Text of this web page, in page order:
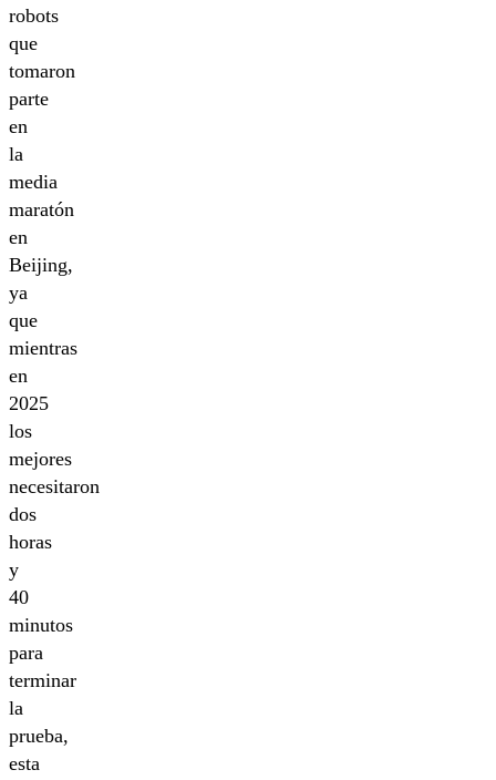
robots
que
tomaron
parte
en
la
media
maratón
en
Beijing,
ya
que
mientras
en
2025
los
mejores
necesitaron
dos
horas
y
40
minutos
para
terminar
la
prueba,
esta